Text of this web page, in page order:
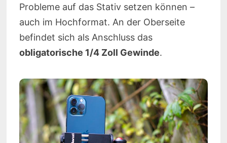
Probleme auf das Stativ setzen können –
auch im Hochformat. An der Oberseite
befindet sich als Anschluss das
obligatorische 1/4 Zoll Gewinde.